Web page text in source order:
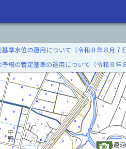
北貞山運
準水位の運用について（令和８年８月７日
報の暫定基準の運用について（令和８年